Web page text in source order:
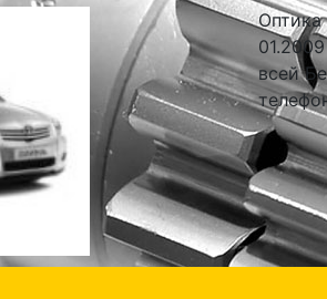
Оптика
всей